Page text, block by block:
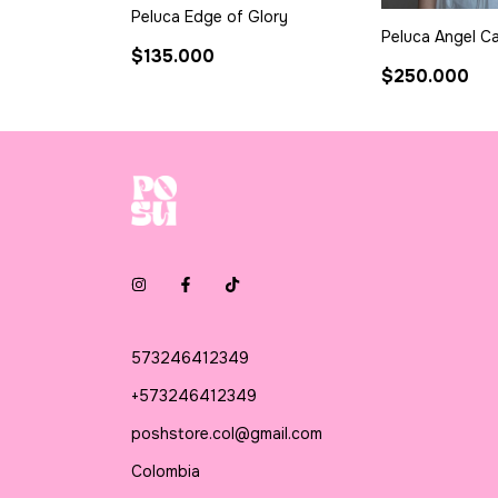
Peluca Edge of Glory
$135.000
Peluca Angel
$250.000
573246412349
+573246412349
poshstore.col@gmail.com
Colombia